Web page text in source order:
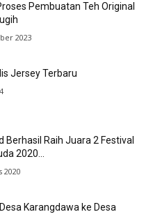
Pembuatan Teh Original
2023
Jersey Terbaru
Berhasil Raih Juara 2 Festival
2020...
2020
Karangdawa ke Desa